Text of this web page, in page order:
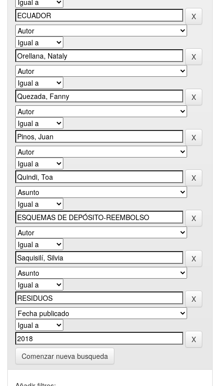
Comenzar nueva busqueda